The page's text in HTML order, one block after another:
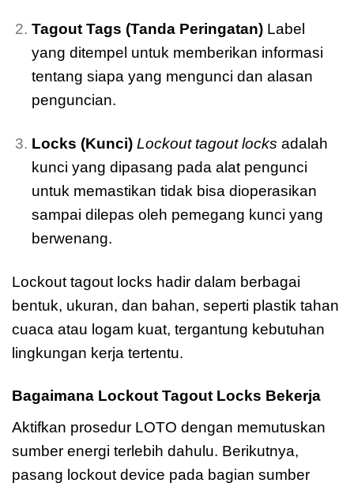
Tagout Tags (Tanda Peringatan)Label
yang ditempel untuk memberikan informasi
tentang siapa yang mengunci dan alasan
penguncian.
Locks (Kunci) Lockout tagout locks adalah
kunci yang dipasang pada alat pengunci
untuk memastikan tidak bisa dioperasikan
sampai dilepas oleh pemegang kunci yang
berwenang.
Lockout tagout locks hadir dalam berbagai
bentuk, ukuran, dan bahan, seperti plastik tahan
cuaca atau logam kuat, tergantung kebutuhan
lingkungan kerja tertentu.
Bagaimana Lockout Tagout Locks Bekerja
Aktifkan prosedur LOTO dengan memutuskan
sumber energi terlebih dahulu. Berikutnya,
pasang lockout device pada bagian sumber